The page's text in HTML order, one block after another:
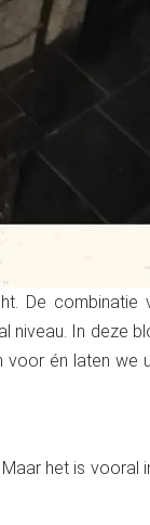
De combinatie
niveau. In deze
voor én laten we
het is vooral